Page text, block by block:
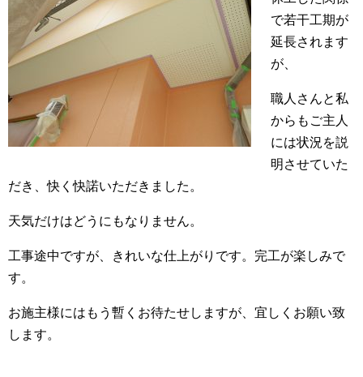
で若干工期が
延長されます
が、
職人さんと私
からもご主人
には状況を説
明させていた
だき、快く快諾いただきました。
天気だけはどうにもなりません。
工事途中ですが、きれいな仕上がりです。完工が楽しみで
す。
お施主様にはもう暫くお待たせしますが、宜しくお願い致
します。